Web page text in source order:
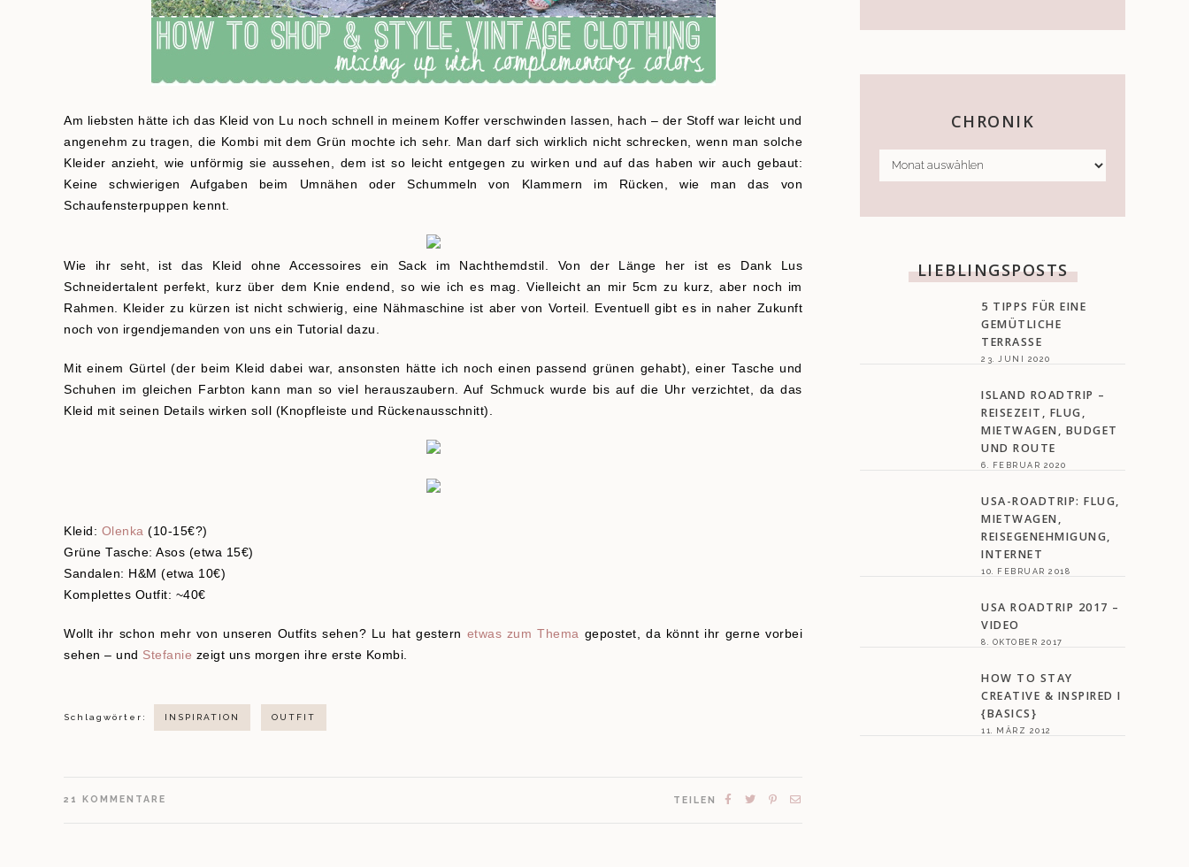
Am liebsten hätte ich das Kleid von Lu noch schnell in meinem Koffer verschwinden lassen, hach – der Stoff war leicht und
angenehm zu tragen, die Kombi mit dem Grün mochte ich sehr. Man darf sich wirklich nicht schrecken, wenn man solche
Kleider anzieht, wie unförmig sie aussehen, dem ist so leicht entgegen zu wirken und auf das haben wir auch gebaut:
Keine schwierigen Aufgaben beim Umnähen oder Schummeln von Klammern im Rücken, wie man das von
Schaufensterpuppen kennt.
Wie ihr seht, ist das Kleid ohne Accessoires ein Sack im Nachthemdstil. Von der Länge her ist es Dank Lus
Schneidertalent perfekt, kurz über dem Knie endend, so wie ich es mag. Vielleicht an mir 5cm zu kurz, aber noch im
Rahmen. Kleider zu kürzen ist nicht schwierig, eine Nähmaschine ist aber von Vorteil. Eventuell gibt es in naher Zukunft
noch von irgendjemanden von uns ein Tutorial dazu.
Mit einem Gürtel (der beim Kleid dabei war, ansonsten hätte ich noch einen passend grünen gehabt), einer Tasche und
Schuhen im gleichen Farbton kann man so viel herauszaubern. Auf Schmuck wurde bis auf die Uhr verzichtet, da das
Kleid mit seinen Details wirken soll (Knopfleiste und Rückenausschnitt).
Kleid: Olenka (10-15€?)
Grüne Tasche: Asos (etwa 15€)
Sandalen: H&M (etwa 10€)
Komplettes Outfit: ~40€
Wollt ihr schon mehr von unseren Outfits sehen? Lu hat gestern etwas zum Thema gepostet, da könnt ihr gerne vorbei
sehen – und Stefanie zeigt uns morgen ihre erste Kombi.
Schlagwörter: INSPIRATION OUTFIT
21 KOMMENTARE TEILEN
CHRONIK
CHRONIK
LIEBLINGSPOSTS
5 TIPPS FÜR EINE
GEMÜTLICHE
TERRASSE
23. JUNI 2020
ISLAND ROADTRIP –
REISEZEIT, FLUG,
MIETWAGEN, BUDGET
UND ROUTE
6. FEBRUAR 2020
USA-ROADTRIP: FLUG,
MIETWAGEN,
REISEGENEHMIGUNG,
INTERNET
10. FEBRUAR 2018
USA ROADTRIP 2017 –
VIDEO
8. OKTOBER 2017
HOW TO STAY
CREATIVE & INSPIRED I
{BASICS}
11. MÄRZ 2012